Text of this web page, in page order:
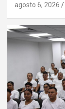
agosto 6, 2026